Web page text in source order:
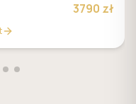
3790 zł